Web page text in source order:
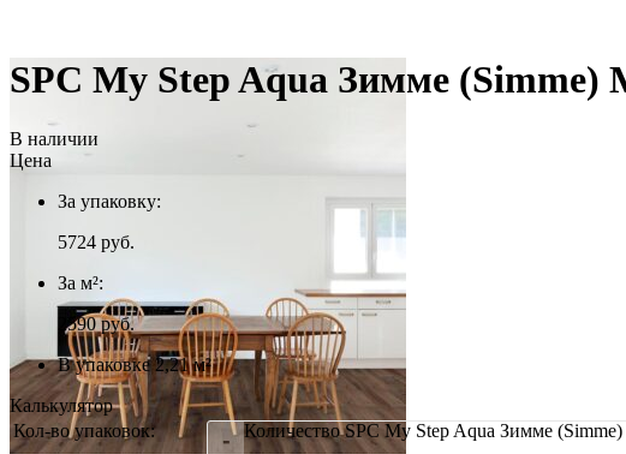
SPC My Step Aqua Зимме (Simme)
В наличии
Цена
За упаковку:
5724 руб.
За м²:
2590 руб.
В упаковке 2,21 м²
Калькулятор
Кол-во упаковок:
- Количество SPC My Step Aqua Зимме